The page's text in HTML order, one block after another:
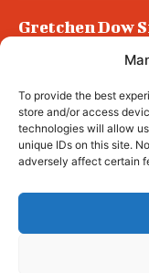
To provide the best
store and/or access
technologies will allow
unique IDs on this site.
adversely affect certain
Gretchen Dow
Podlech, il Cile
all’ergastolo
Era ubriaca…
©